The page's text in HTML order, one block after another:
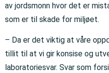
av jordsmonn hvor det er
som er til skade for miljøet.
– Da er det viktig at våre
tillit til at vi gir konsise og
laboratoriesvar. Svar som